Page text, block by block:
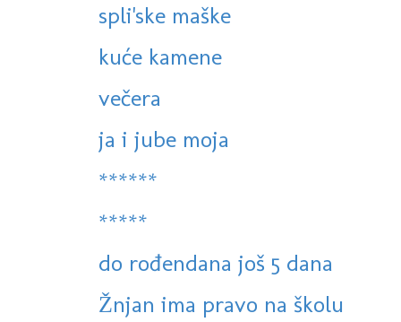
spli'ske maške
kuće kamene
večera
ja i jube moja
******
*****
do rođendana još 5 dana
Žnjan ima pravo na školu